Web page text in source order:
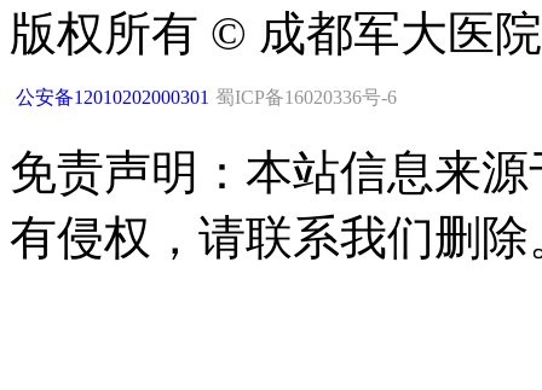
版权所有 © 成都军大医
公安备12010202000301 蜀ICP备16020336号-6
免责声明：本站信息来
有侵权，请联系我们删除